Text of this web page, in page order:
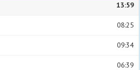
13:59
08:25
09:34
06:39